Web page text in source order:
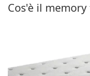
Cos'è il memory